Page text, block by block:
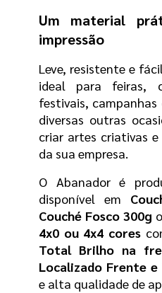
Um material
impressão
Leve, resistente e
ideal para feiras,
festivais,
diversas outras
criar artes criativas
da sua empresa.
O Abanador é
disponível em
Couché Fosco 300g
4x0 ou 4x4 cores
Total Brilho na
Localizado Frente e
e alta qualidade de